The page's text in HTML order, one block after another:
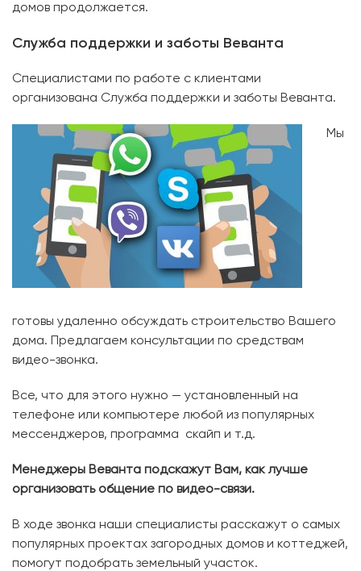
домов продолжается.
Служба поддержки и заботы Веванта
Специалистами по работе с клиентами
организована Служба поддержки и заботы Веванта.
Мы
готовы удаленно обсуждать строительство Вашего
дома. Предлагаем консультации по средствам
видео-звонка.
Все, что для этого нужно — установленный на
телефоне или компьютере любой из популярных
мессенджеров, программа скайп и т.д.
Менеджеры Веванта подскажут Вам, как лучше
организовать общение по видео-связи.
В ходе звонка наши специалисты расскажут о самых
популярных проектах загородных домов и коттеджей,
помогут подобрать земельный участок.